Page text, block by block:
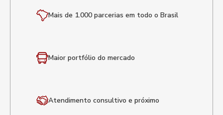
Mais de 1.000 parcerias em todo o Brasil
Maior portfólio do mercado
Atendimento consultivo e próximo